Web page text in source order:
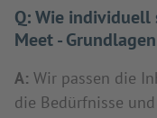
Q:Wie individuell
Meet -
A: Wir passen die
die Bedürfnisse